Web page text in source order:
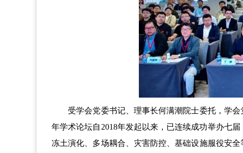
受学会党委书记、理事长何满潮院士委托，学会
年学术论坛自2018年发起以来，已连续成功举办七
冻土演化、多场耦合、灾害防控、基础设施服役安